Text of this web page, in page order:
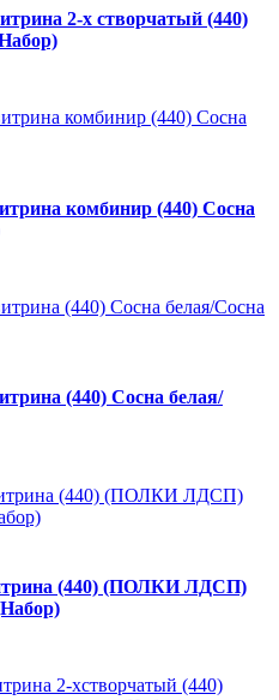
2-х створчатый (440)
комбинир (440) Сосна
(440) Сосна белая/
(440) (ПОЛКИ ЛДСП)